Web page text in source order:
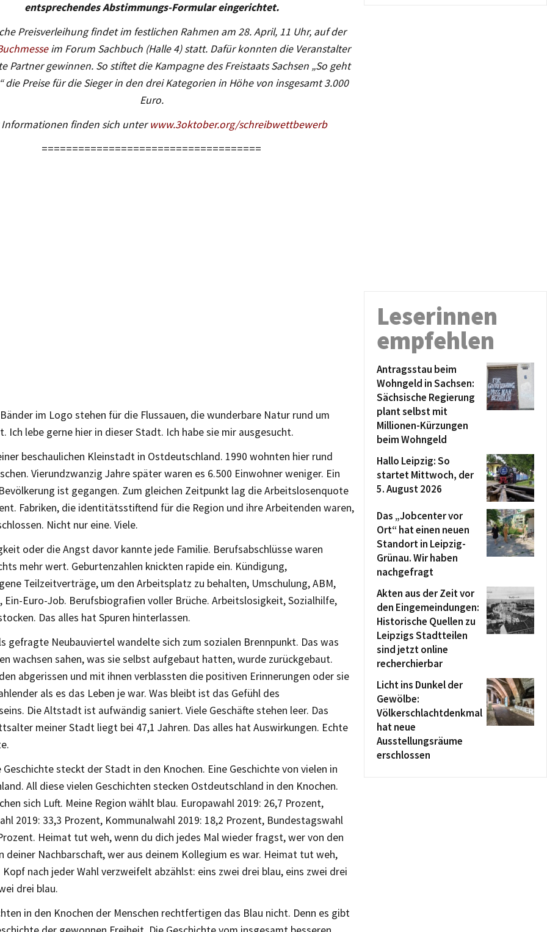
entsprechendes Abstimmungs-Formular eingerichtet.
Preisverleihung findet im festlichen Rahmen am 28. April, 11 Uhr, auf der
im Forum Sachbuch (Halle 4) statt. Dafür konnten die Veranstalter
Partner gewinnen. So stiftet die Kampagne des Freistaats Sachsen „So geht
die Preise für die Sieger in den drei Kategorien in Höhe von insgesamt 3.000
Euro.
Informationen finden sich unterwww.3oktober.org/schreibwettbewerb
====================================
im Logo stehen für die Flussauen, die wunderbare Natur rund um
Ich lebe gerne hier in dieser Stadt. Ich habe sie mir ausgesucht.
beschaulichen Kleinstadt in Ostdeutschland. 1990 wohnten hier rund
Vierundzwanzig Jahre später waren es 6.500 Einwohner weniger. Ein
ist gegangen. Zum gleichen Zeitpunkt lag die Arbeitslosenquote
Fabriken, die identitätsstiftend für die Region und ihre Arbeitenden waren,
Nicht nur eine. Viele.
oder die Angst davor kannte jede Familie. Berufsabschlüsse waren
mehr wert. Geburtenzahlen knickten rapide ein. Kündigung,
Teilzeitverträge, um den Arbeitsplatz zu behalten, Umschulung, ABM,
Ein-Euro-Job. Berufsbiografien voller Brüche. Arbeitslosigkeit, Sozialhilfe,
Das alles hat Spuren hinterlassen.
gefragte Neubauviertel wandelte sich zum sozialen Brennpunkt. Das was
wachsen sahen, was sie selbst aufgebaut hatten, wurde zurückgebaut.
abgerissen und mit ihnen verblassten die positiven Erinnerungen oder sie
als es das Leben je war. Was bleibt ist das Gefühl des
Die Altstadt ist aufwändig saniert. Viele Geschäfte stehen leer. Das
meiner Stadt liegt bei 47,1 Jahren. Das alles hat Auswirkungen. Echte
Geschichte steckt der Stadt in den Knochen. Eine Geschichte von vielen in
All diese vielen Geschichten stecken Ostdeutschland in den Knochen.
sich Luft. Meine Region wählt blau. Europawahl 2019: 26,7 Prozent,
2019: 33,3 Prozent, Kommunalwahl 2019: 18,2 Prozent, Bundestagswahl
Heimat tut weh, wenn du dich jedes Mal wieder fragst, wer von den
deiner Nachbarschaft, wer aus deinem Kollegium es war. Heimat tut weh,
nach jeder Wahl verzweifelt abzählst: eins zwei drei blau, eins zwei drei
drei blau.
in den Knochen der Menschen rechtfertigen das Blau nicht. Denn es gibt
Leserinnen
empfehlen
Antragsstau beim
Wohngeld in Sachsen:
Sächsische Regierung
plant selbst mit
Millionen-Kürzungen
beim Wohngeld
Hallo Leipzig: So
startet Mittwoch, der
5. August 2026
Das „Jobcenter vor
Ort“ hat einen neuen
Standort in Leipzig-
Grünau. Wir haben
nachgefragt
Akten aus der Zeit vor
den Eingemeindungen:
Historische Quellen zu
Leipzigs Stadtteilen
sind jetzt online
recherchierbar
Licht ins Dunkel der
Gewölbe:
Völkerschlachtdenkmal
hat neue
Ausstellungsräume
erschlossen